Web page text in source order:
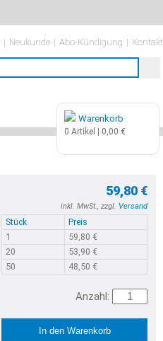
Navigation
Neukunde Abo-Kündigung Kontakt
Warenkorb
0 Artikel | 0,00 €
59,80 €
inkl. MwSt., zzgl. Versand
Stück
Preis
1
59,80 €
20
53,90 €
50
48,50 €
Anzahl:
In den Warenkorb